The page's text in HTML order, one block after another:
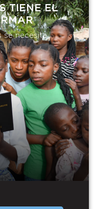
TIENE EL
se necesita.